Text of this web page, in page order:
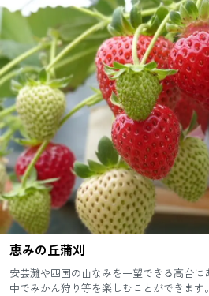
恵みの丘蒲刈
安芸灘や四国の山なみを一望できる高台
中でみかん狩り等を楽しむことができます